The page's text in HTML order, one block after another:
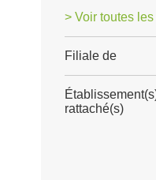
> Voir toutes
Filiale de
rattaché(s)